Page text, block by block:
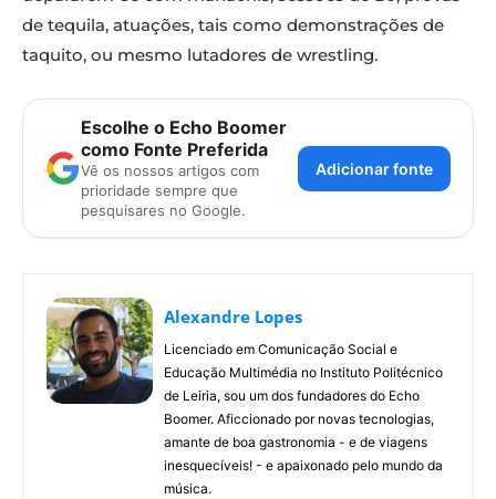
de tequila, atuações, tais como demonstrações de
taquito, ou mesmo lutadores de wrestling.
Escolhe o Echo Boomer
como Fonte Preferida
Vê os nossos artigos com
prioridade sempre que
pesquisares no Google.
Adicionar fonte
Alexandre Lopes
Licenciado em Comunicação Social e
Educação Multimédia no Instituto Politécnico
de Leiria, sou um dos fundadores do Echo
Boomer. Aficcionado por novas tecnologias,
amante de boa gastronomia - e de viagens
inesquecíveis! - e apaixonado pelo mundo da
música.